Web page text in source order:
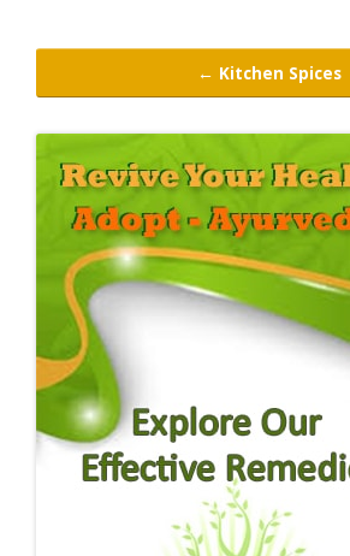
Pain Management
Infertility Problems
Other Health Issues
← Kitchen Spices